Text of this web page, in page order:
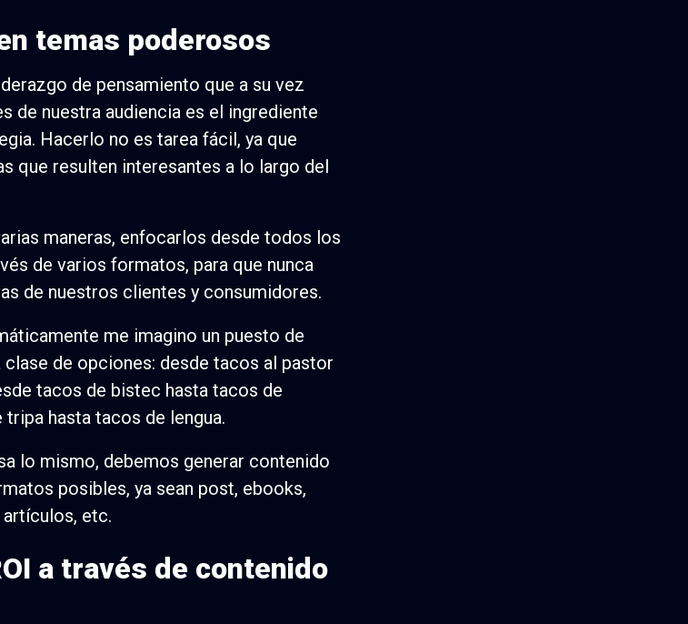
temas poderosos
de pensamiento que a su vez
de nuestra audiencia es el ingrediente
Hacerlo no es tarea fácil, ya que
que resulten interesantes a lo largo del
maneras, enfocarlos desde todos los
de varios formatos, para que nunca
de nuestros clientes y consumidores.
me imagino un puesto de
de opciones: desde tacos al pastor
tacos de bistec hasta tacos de
hasta tacos de lengua.
lo mismo, debemos generar contenido
posibles, ya sean post, ebooks,
etc.
a través de contenido